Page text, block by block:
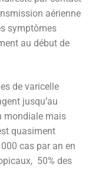
aérienne
symptômes
au début de
de varicelle
jusqu’au
mondiale mais
quasiment
cas par an en
50% des